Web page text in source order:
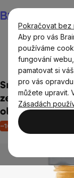
Pokračovat bez
Aby pro vás
používáme
fungování
pamatovat si
pro vás
můžete upravit.
Zásadách
na
obsah
Děti
Smileat příkrm
zeleninou s
olejem, 6M+,
–10 %